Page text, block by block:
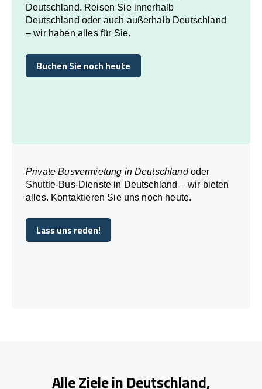
Deutschland. Reisen Sie innerhalb
Deutschland oder auch außerhalb Deutschland
– wir haben alles für Sie.
Buchen Sie noch heute
Buchen Sie noch heute
Private Busvermietung in Deutschlandoder
Shuttle-Bus-Dienste in Deutschland – wir bieten
alles. Kontaktieren Sie uns noch heute.
Lass uns reden!
Lass uns reden!
Alle Ziele in Deutschland,